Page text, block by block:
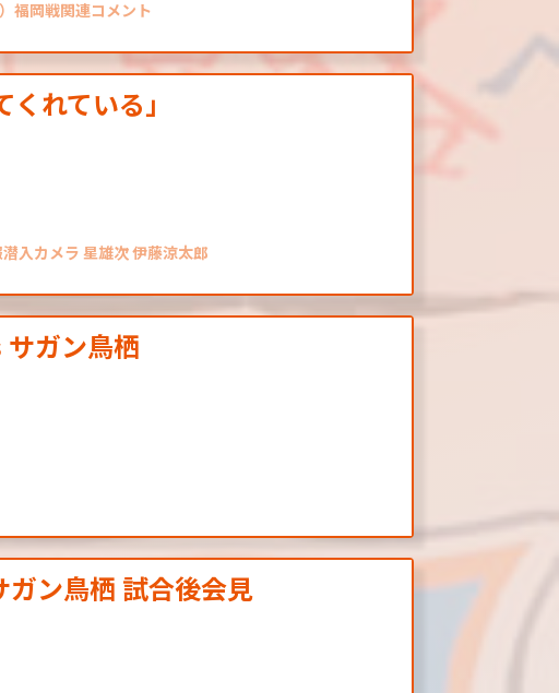
福岡戦関連コメント
くれている」
入カメラ 星雄次 伊藤涼太郎
サガン鳥栖
ガン鳥栖 試合後会見